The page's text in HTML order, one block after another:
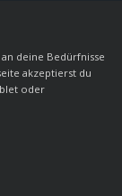
deine Bedürfnisse
akzeptierst du
oder